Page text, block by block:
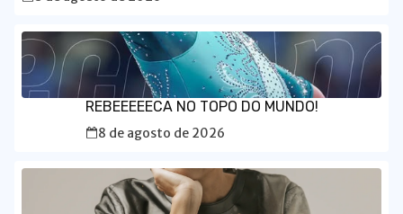
REBEEEEECA NO TOPO DO MUNDO!
8 de agosto de 2026